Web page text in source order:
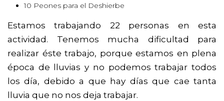
10 Peones para el Deshierbe
Estamos trabajando 22 personas en esta
actividad. Tenemos mucha dificultad para
realizar éste trabajo, porque estamos en plena
época de lluvias y no podemos trabajar todos
los día, debido a que hay días que cae tanta
lluvia que no nos deja trabajar.